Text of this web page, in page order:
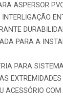
ASPERSOR
PARA A
PARA
ACESSÓRIO